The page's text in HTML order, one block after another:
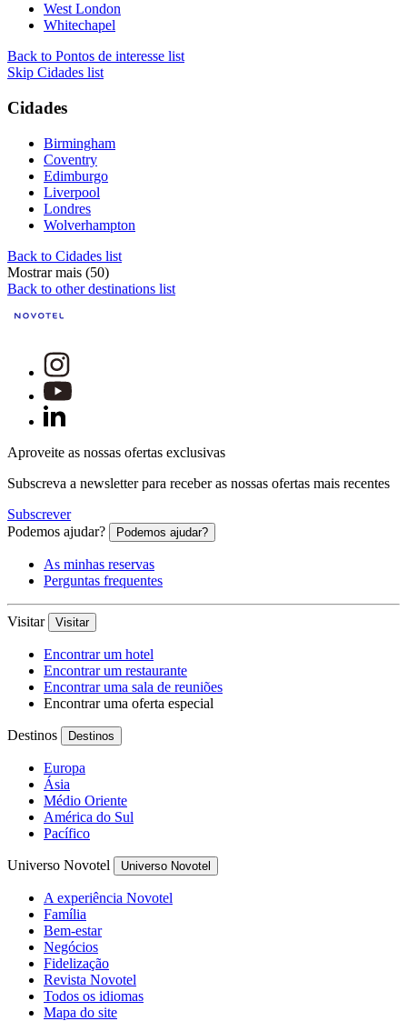
West London
Whitechapel
Back to Pontos de interesse list
Skip Cidades list
Cidades
Birmingham
Coventry
Edimburgo
Liverpool
Londres
Wolverhampton
Back to Cidades list
Mostrar mais (50)
Back to other destinations list
Aproveite as nossas ofertas exclusivas
Subscreva a newsletter para receber as nossas ofertas mais recentes
Subscrever
Podemos ajudar?
Podemos ajudar?
As minhas reservas
Perguntas frequentes
Visitar Visitar
Encontrar um hotel
Encontrar um restaurante
Encontrar uma sala de reuniões
Encontrar uma oferta especial
Destinos Destinos
Europa
Ásia
Médio Oriente
América do Sul
Pacífico
Universo Novotel Universo Novotel
A experiência Novotel
Família
Bem-estar
Negócios
Fidelização
Revista Novotel
Todos os idiomas
Mapa do site